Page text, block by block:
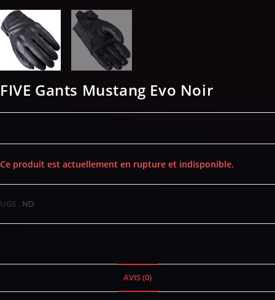
FIVE Gants Mustang Evo Noir
Ce produit est actuellement en rupture et indisponible.
UGS : ND
AVIS (0)